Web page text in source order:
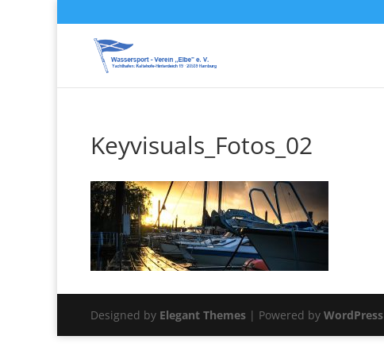
Keyvisuals_Fotos_02
Designed by Elegant Themes | Powered by WordPress